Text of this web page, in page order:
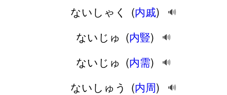
ないしゃく (内戚) 🔊
ないじゅ (内豎) 🔊
ないじゅ (内需) 🔊
ないしゅう (内周) 🔊